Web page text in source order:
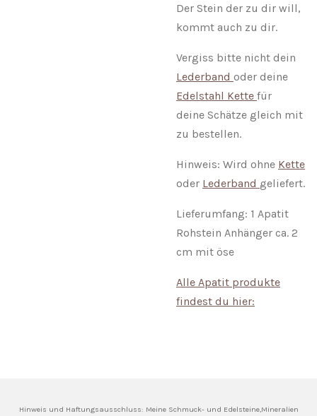
Der Stein der zu dir will,
kommt auch zu dir.
Vergiss bitte nicht dein
Lederband oder deine
Edelstahl Kette für
deine Schätze gleich mit
zu bestellen.
Hinweis: Wird ohne Kette
oder Lederband geliefert.
Lieferumfang: 1 Apatit
Rohstein Anhänger ca. 2
cm mit öse
Alle Apatit produkte
findest du hier:
Hinweis und Haftungsausschluss: MeineSchmuck- und Edelsteine,Mineralien